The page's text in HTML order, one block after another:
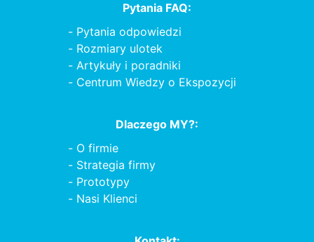
Pytania FAQ:
Pytania odpowiedzi
Rozmiary ulotek
Artykuły i poradniki
Centrum Wiedzy o Ekspozycji
Dlaczego MY?:
O firmie
Strategia firmy
Prototypy
Nasi Klienci